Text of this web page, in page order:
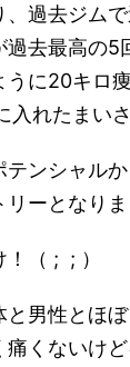
、過去ジム
過去最高の5
うに20キロ
入れたまい
テンシャル
ーとなりま
！（ ; ; ）
と男性とほ
痛くないけ